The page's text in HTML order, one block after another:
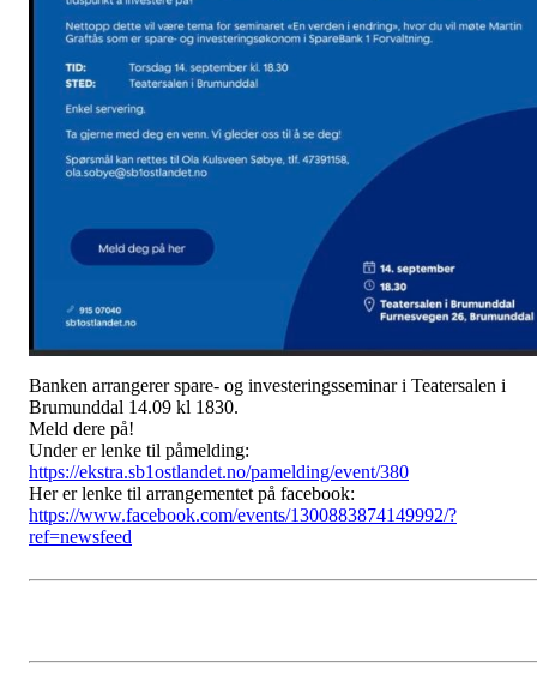
Banken arrangerer spare- og investeringsseminar i Teatersalen i
Brumunddal 14.09 kl 1830.
Meld dere på!
Under er lenke til påmelding:
https://ekstra.sb1ostlandet.no/pamelding/event/380
Her er lenke til arrangementet på facebook:
https://www.facebook.com/events/1300883874149992/?
ref=newsfeed